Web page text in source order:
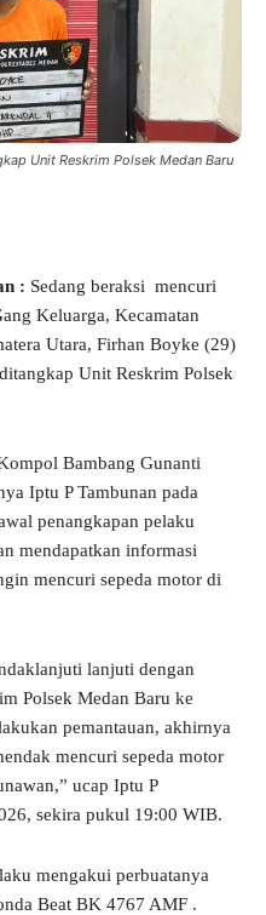
Unit Reskrim Polsek Medan Baru
: Sedang beraksi mencuri
Keluarga, Kecamatan
Utara, Firhan Boyke (29)
Unit Reskrim Polsek
Bambang Gunanti
Iptu P Tambunan pada
penangkapan pelaku
mendapatkan informasi
mencuri sepeda motor di
lanjuti dengan
Polsek Medan Baru ke
pemantauan, akhirnya
mencuri sepeda motor
ucap Iptu P
sekira pukul 19:00 WIB.
mengakui perbuatanya
Beat BK 4767 AMF .